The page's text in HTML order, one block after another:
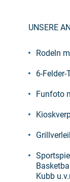
UNSERE
Rodeln
6-
Funfoto
Kubb